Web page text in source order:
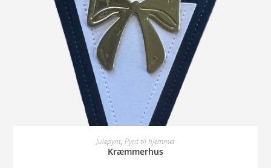
Vælg Muligheder
Julepynt, Pynt til hjemmet
Kræmmerhus